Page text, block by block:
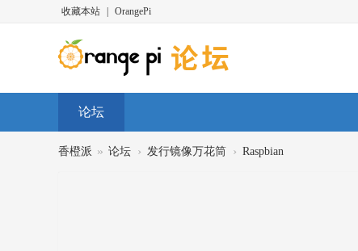
收藏本站 OrangePi
论坛
香橙派 » 论坛 › 发行镜像万花筒 › Raspbian